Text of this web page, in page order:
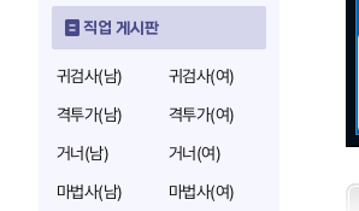
직업 게시판
귀검사(남)
귀검사(여)
격투가(남)
격투가(여)
거너(남)
거너(여)
마법사(남)
마법사(여)